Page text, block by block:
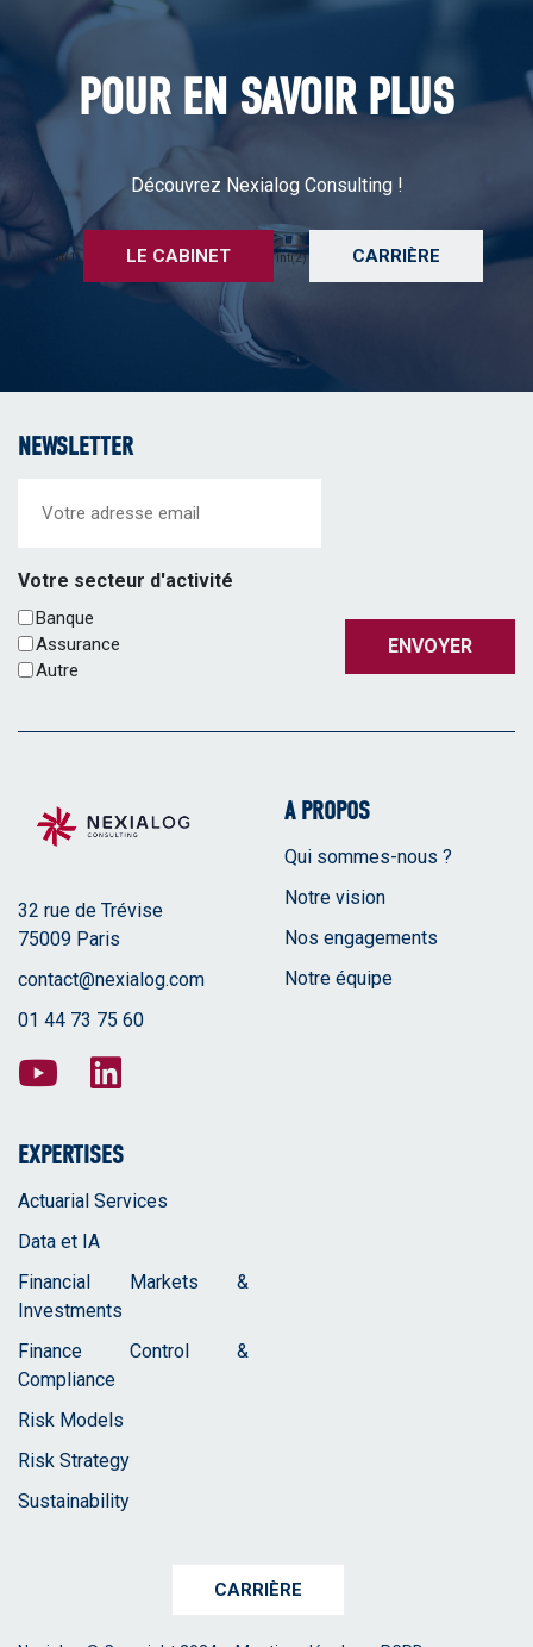
POUR EN SAVOIR PLUS
Découvrez Nexialog Consulting !
int(1) LE CABINET int(2) CARRIÈRE
NEWSLETTER
Votre secteur d'activité
Banque
Assurance
Autre
ENVOYER
32 rue de Trévise
75009 Paris
contact@nexialog.com
01 44 73 75 60
A PROPOS
Qui sommes-nous ?
Notre vision
Nos engagements
Notre équipe
EXPERTISES
Actuarial Services
Data et IA
Financial Markets &
Investments
Finance Control &
Compliance
Risk Models
Risk Strategy
Sustainability
CARRIÈRE